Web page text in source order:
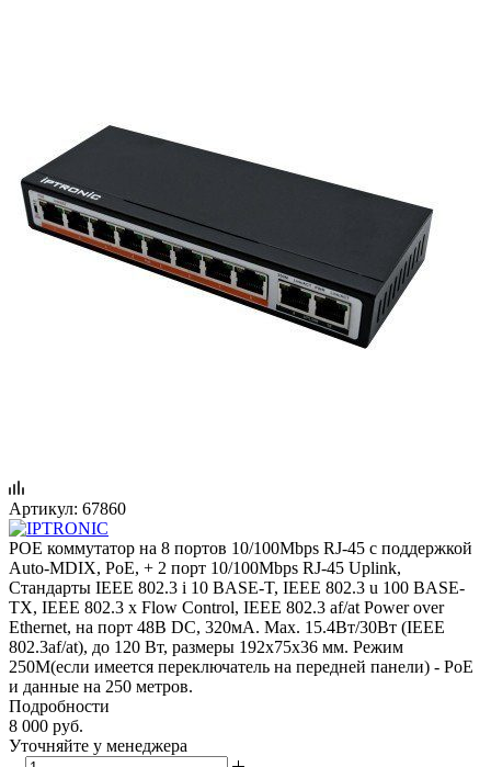
Артикул: 67860
POE коммутатор на 8 портов 10/100Mbps RJ-45 с поддержкой
Auto-MDIX, PoE, + 2 порт 10/100Mbps RJ-45 Uplink,
Стандарты IEEE 802.3 i 10 BASE-T, IEEE 802.3 u 100 BASE-
TX, IEEE 802.3 x Flow Control, IEEE 802.3 af/at Power over
Ethernet, на порт 48В DC, 320мА. Max. 15.4Вт/30Вт (IEEE
802.3af/at), до 120 Вт, размеры 192x75x36 мм. Режим
250М(если имеется переключатель на передней панели) - РоЕ
и данные на 250 метров.
Подробности
8 000 руб.
Уточняйте у менеджера